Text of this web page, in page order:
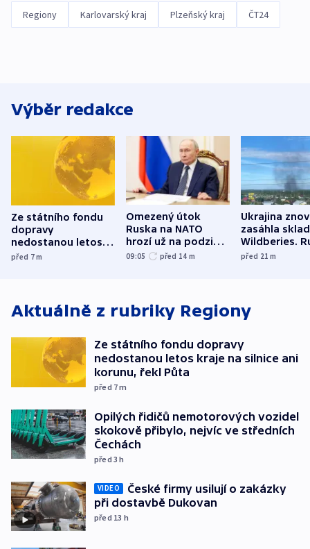
Regiony Karlovarský kraj Plzeňský kraj ČT24
Výběr redakce
Ze státního fondu
dopravy
nedostanou letos
kraje na silnice ani
před 7m
Omezený útok
Ruska na NATO
hrozí už na podzim,
varují tajné služby
09:05 před 14 m
Ukrajina
zasáhla
Wildberies.
útočili v
před 21m
Aktuálně z rubriky Regiony
Ze státního fondu dopravy
nedostanou letos kraje na silnice ani
korunu, řekl Půta
před 7m
Opilých řidičů nemotorových vozidel
skokově přibylo, nejvíc ve středních
Čechách
před 3h
VIDEO
České firmy usilují o zakázky
při dostavbě Dukovan
před 13 h